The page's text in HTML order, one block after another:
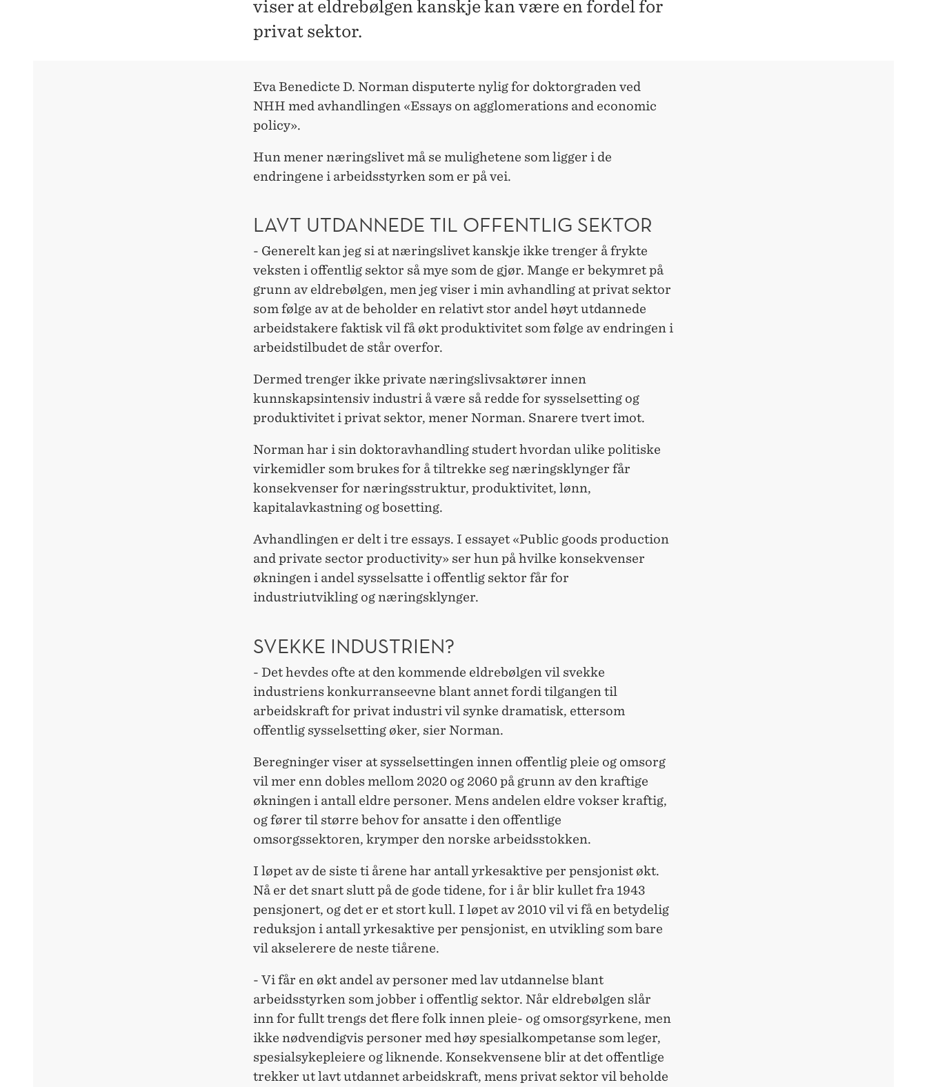
viser at eldrebølgen kanskje kan være en fordel for
privat sektor.
Eva Benedicte D. Norman disputerte nylig for doktorgraden ved
NHH med avhandlingen «Essays on agglomerations and economic
policy».
Hun mener næringslivet må se mulighetene som ligger i de
endringene i arbeidsstyrken som er på vei.
LAVT UTDANNEDE TIL OFFENTLIG SEKTOR
- Generelt kan jeg si at næringslivet kanskje ikke trenger å frykte
veksten i offentlig sektor så mye som de gjør. Mange er bekymret på
grunn av eldrebølgen, men jeg viser i min avhandling at privat sektor
som følge av at de beholder en relativt stor andel høyt utdannede
arbeidstakere faktisk vil få økt produktivitet som følge av endringen i
arbeidstilbudet de står overfor.
Dermed trenger ikke private næringslivsaktører innen
kunnskapsintensiv industri å være så redde for sysselsetting og
produktivitet i privat sektor, mener Norman. Snarere tvert imot.
Norman har i sin doktoravhandling studert hvordan ulike politiske
virkemidler som brukes for å tiltrekke seg næringsklynger får
konsekvenser for næringsstruktur, produktivitet, lønn,
kapitalavkastning og bosetting.
Avhandlingen er delt i tre essays. I essayet «Public goods production
and private sector productivity» ser hun på hvilke konsekvenser
økningen i andel sysselsatte i offentlig sektor får for
industriutvikling og næringsklynger.
SVEKKE INDUSTRIEN?
- Det hevdes ofte at den kommende eldrebølgen vil svekke
industriens konkurranseevne blant annet fordi tilgangen til
arbeidskraft for privat industri vil synke dramatisk, ettersom
offentlig sysselsetting øker, sier Norman.
Beregninger viser at sysselsettingen innen offentlig pleie og omsorg
vil mer enn dobles mellom 2020 og 2060 på grunn av den kraftige
økningen i antall eldre personer. Mens andelen eldre vokser kraftig,
og fører til større behov for ansatte i den offentlige
omsorgssektoren, krymper den norske arbeidsstokken.
I løpet av de siste ti årene har antall yrkesaktive per pensjonist økt.
Nå er det snart slutt på de gode tidene, for i år blir kullet fra 1943
pensjonert, og det er et stort kull. I løpet av 2010 vil vi få en betydelig
reduksjon i antall yrkesaktive per pensjonist, en utvikling som bare
vil akselerere de neste tiårene.
- Vi får en økt andel av personer med lav utdannelse blant
arbeidsstyrken som jobber i offentlig sektor. Når eldrebølgen slår
inn for fullt trengs det flere folk innen pleie- og omsorgsyrkene, men
ikke nødvendigvis personer med høy spesialkompetanse som leger,
spesialsykepleiere og liknende. Konsekvensene blir at det offentlige
trekker ut lavt utdannet arbeidskraft, mens privat sektor vil beholde